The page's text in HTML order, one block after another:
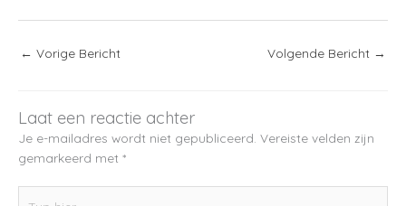
← Vorige Bericht Volgende Bericht →
Laat een reactie achter
Je e-mailadres wordt niet gepubliceerd. Vereiste velden zijn
gemarkeerd met *